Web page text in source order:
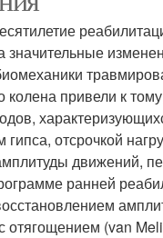
значительные
колена привели к
отсрочкой
движений,
ранней
отягощением (van